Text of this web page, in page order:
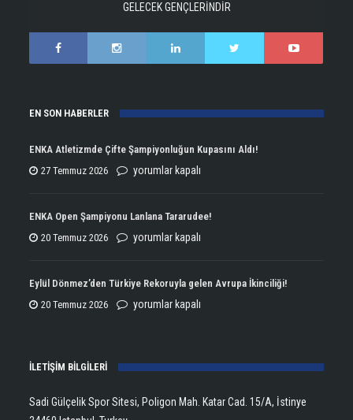
GELECEK GENÇLERİNDİR
EN SON HABERLER
ENKA Atletizmde Çifte Şampiyonluğun Kupasını Aldı!
27 Temmuz 2026
ENKA
Çifte
Şampiyonluğun
yorumlar kapalı
ENKA Open Şampiyonu Lanlana Tararudee!
20 Temmuz 2026
ENKA
Şampiyonu
Lanlana
yorumlar kapalı
Eylül Dönmez’den Türkiye Rekoruyla gelen Avrupa İkinciliği!
20 Temmuz 2026
Eylül
Rekoruyla
Avrupa
yorumlar kapalı
İLETİŞİM BİLGİLERİ
Sadi Gülçelik Spor Sitesi, Poligon Mah. Katar Cad. 15/A, İstinye